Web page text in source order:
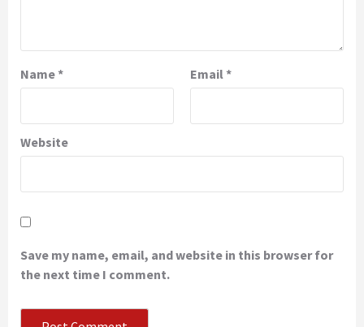
Name* Email *
Website
Save my name, email, and website in this browser for
the next time I comment.